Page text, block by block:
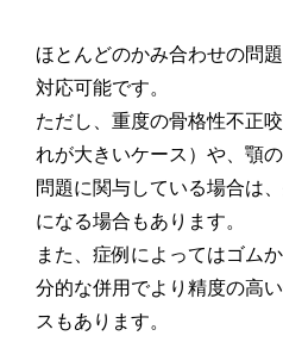
ほとんどのかみ合わせの問
対応可能です。
ただし、重度の骨格性不正
れが大きいケース）や、顎
問題に関与している場合は
になる場合もあります。
また、症例によってはゴム
分的な併用でより精度の高
スもあります。